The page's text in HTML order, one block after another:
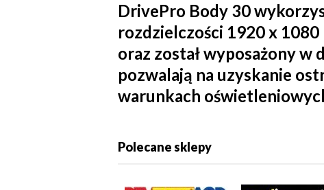
DrivePro Body 30
rozdzielczości 1920 x
oraz został wyposażony w
pozwalają na uzyskanie
warunkach
Polecane sklepy